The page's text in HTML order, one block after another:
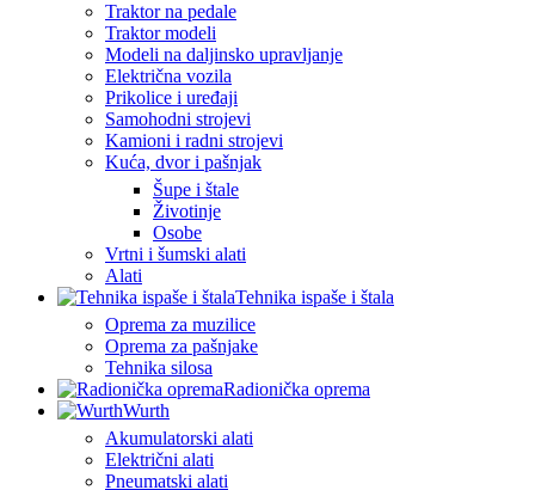
Traktor na pedale
Traktor modeli
Modeli na daljinsko upravljanje
Električna vozila
Prikolice i uređaji
Samohodni strojevi
Kamioni i radni strojevi
Kuća, dvor i pašnjak
Šupe i štale
Životinje
Osobe
Vrtni i šumski alati
Alati
Tehnika ispaše i štala
Oprema za muzilice
Oprema za pašnjake
Tehnika silosa
Radionička oprema
Wurth
Akumulatorski alati
Električni alati
Pneumatski alati